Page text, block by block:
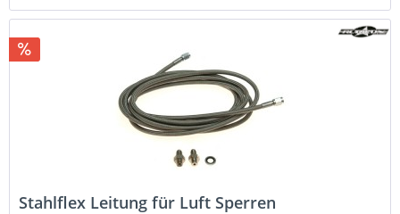
Stahlflex Leitung für Luft Sperren